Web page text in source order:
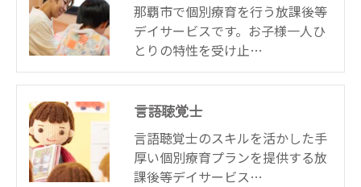
那覇市で個別療育を行う放課後等
デイサービスです。お子様一人ひ
とりの特性を受け止…
言語聴覚士
言語聴覚士のスキルを活かした手
厚い個別療育プランを提供する放
課後等デイサービス…